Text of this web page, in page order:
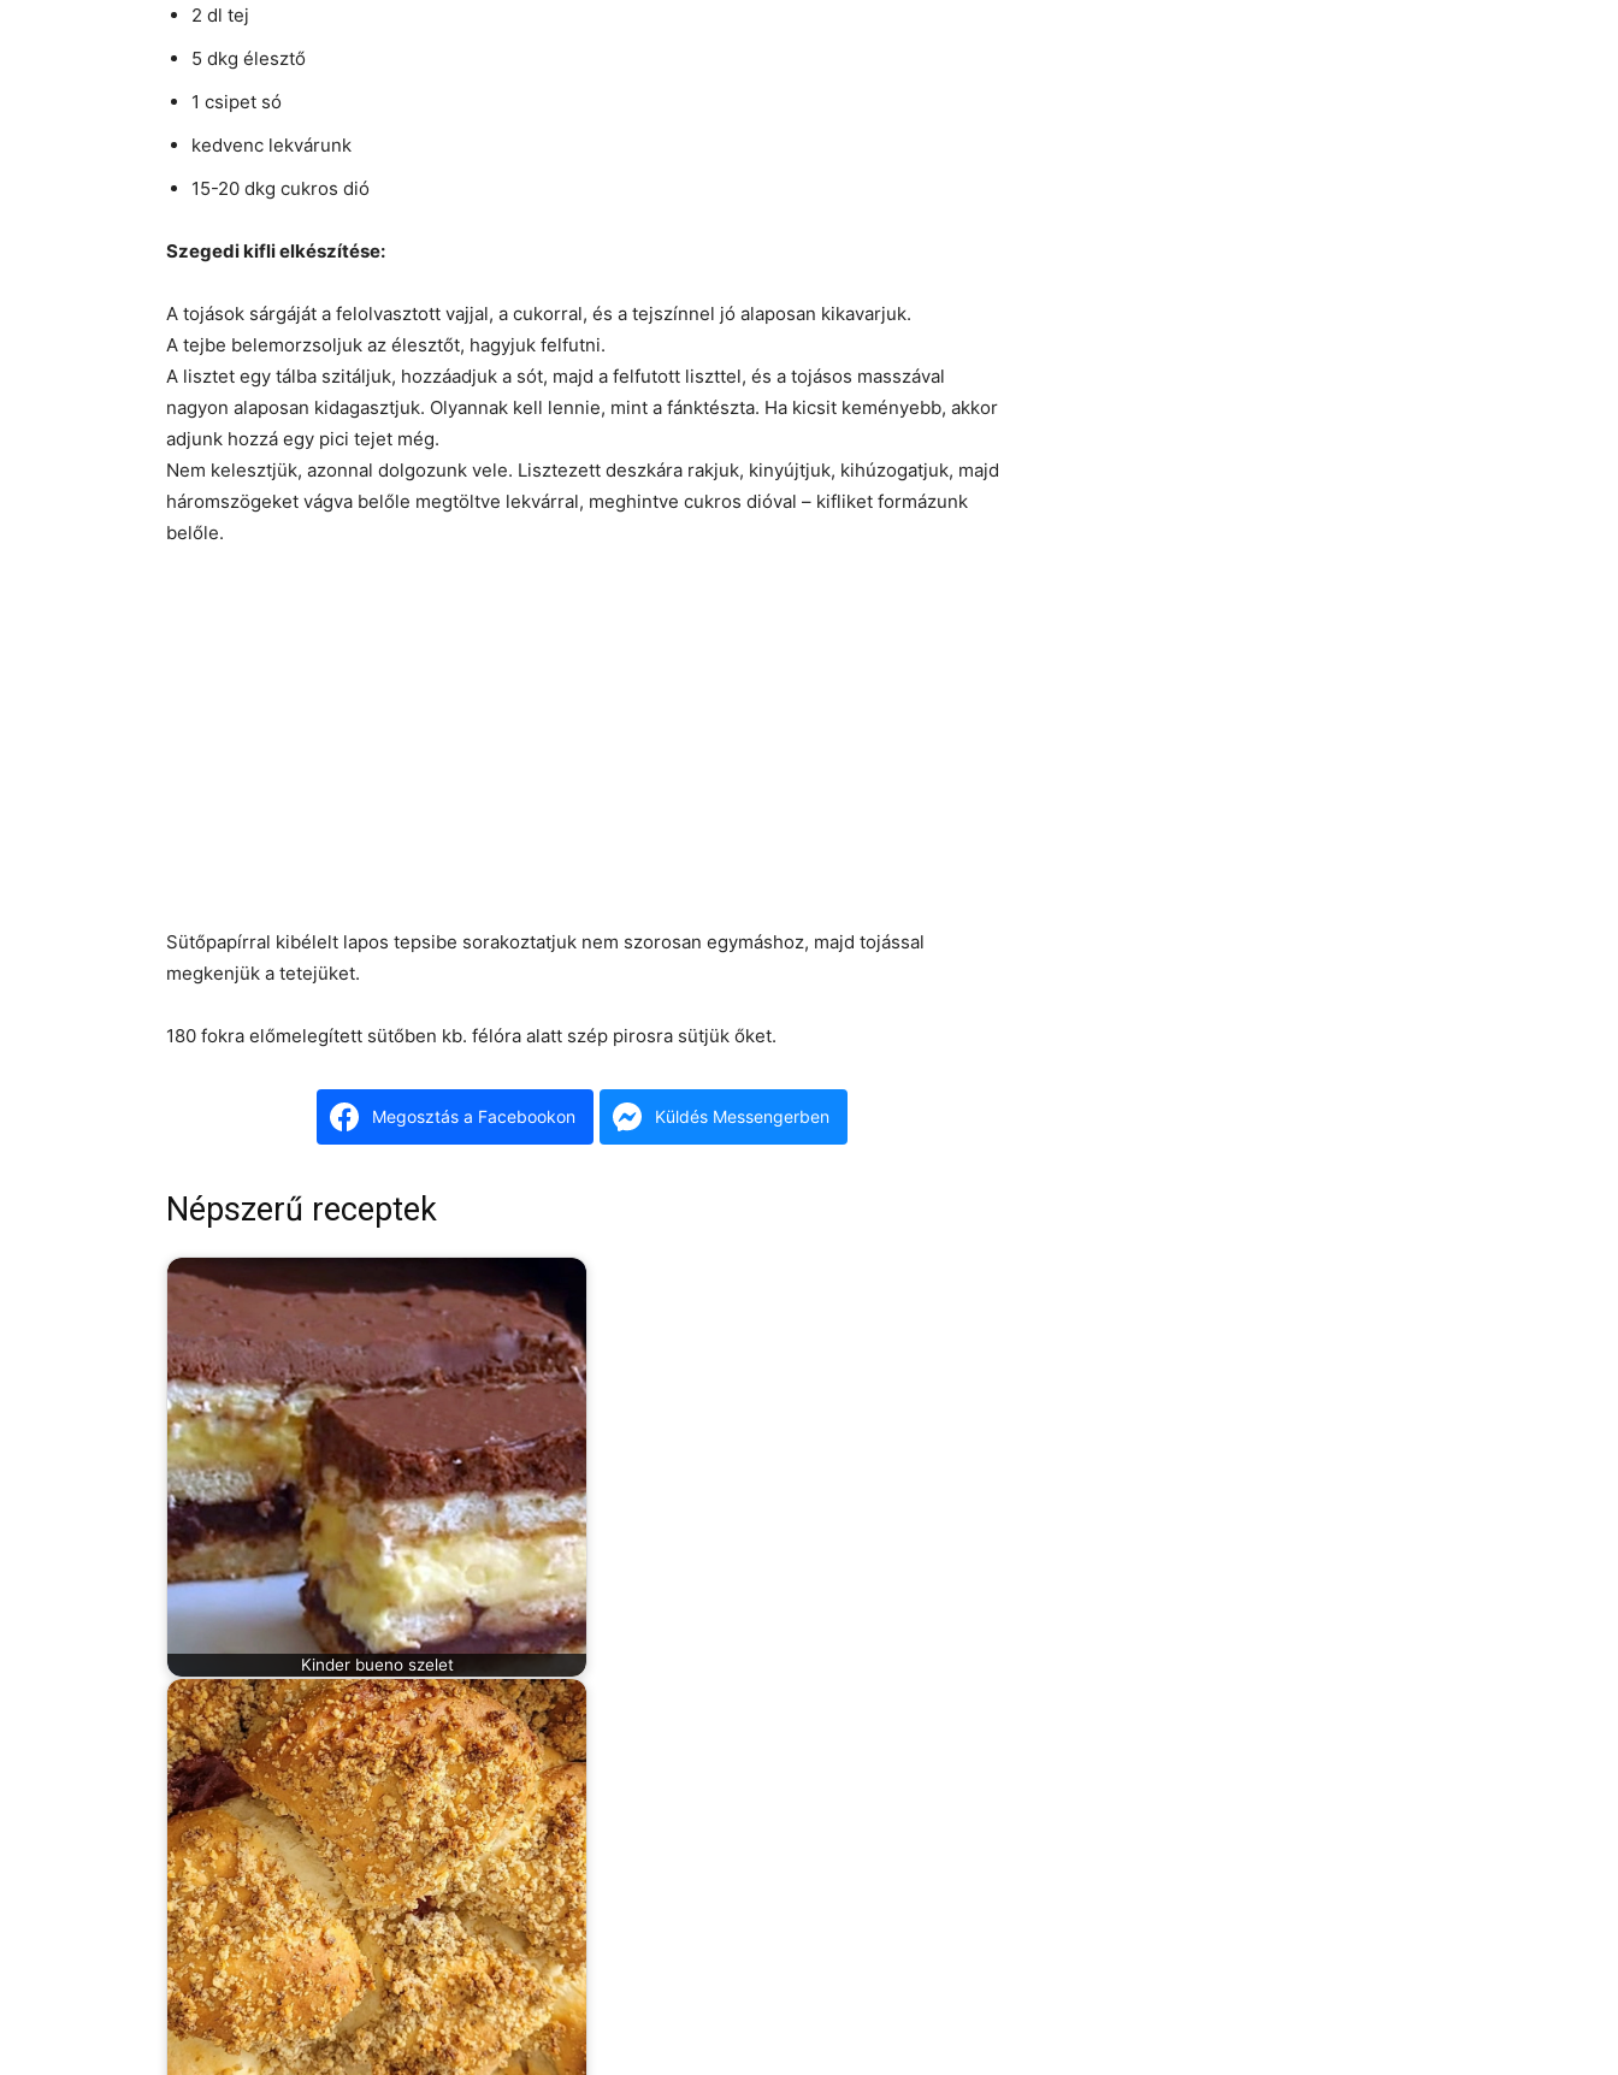
2 dl tej
5 dkg élesztő
1 csipet só
kedvenc lekvárunk
15-20 dkg cukros dió
Szegedi kifli elkészítése:
A tojások sárgáját a felolvasztott vajjal, a cukorral, és a tejszínnel jó alaposan kikavarjuk.
A tejbe belemorzsoljuk az élesztőt, hagyjuk felfutni.
A lisztet egy tálba szitáljuk, hozzáadjuk a sót, majd a felfutott liszttel, és a tojásos masszával
nagyon alaposan kidagasztjuk. Olyannak kell lennie, mint a fánktészta. Ha kicsit keményebb, akkor
adjunk hozzá egy pici tejet még.
Nem kelesztjük, azonnal dolgozunk vele. Lisztezett deszkára rakjuk, kinyújtjuk, kihúzogatjuk, majd
háromszögeket vágva belőle megtöltve lekvárral, meghintve cukros dióval – kifliket formázunk
belőle.
Sütőpapírral kibélelt lapos tepsibe sorakoztatjuk nem szorosan egymáshoz, majd tojással
megkenjük a tetejüket.
180 fokra előmelegített sütőben kb. félóra alatt szép pirosra sütjük őket.
Megosztás a Facebookon Küldés Messengerben
Népszerű receptek
Kinder bueno szelet